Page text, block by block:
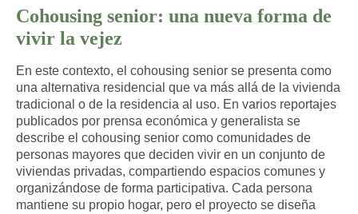
Cohousing senior: una nueva forma de
vivir la vejez
En este contexto, el cohousing senior se presenta como
una alternativa residencial que va más allá de la vivienda
tradicional o de la residencia al uso. En varios reportajes
publicados por prensa económica y generalista se
describe el cohousing senior como comunidades de
personas mayores que deciden vivir en un conjunto de
viviendas privadas, compartiendo espacios comunes y
organizándose de forma participativa. Cada persona
mantiene su propio hogar, pero el proyecto se diseña